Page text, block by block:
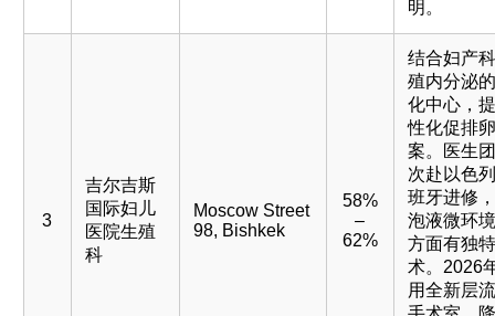
明。
3
吉尔吉斯
国际妇儿
医院生殖
科
Moscow Street
98, Bishkek
58%
–
62%
结合妇产
殖内分泌
化中心，
性化促排
案。医生
次赴以色
班牙进修
泡液微环
方面有独
术。2026
用全新层